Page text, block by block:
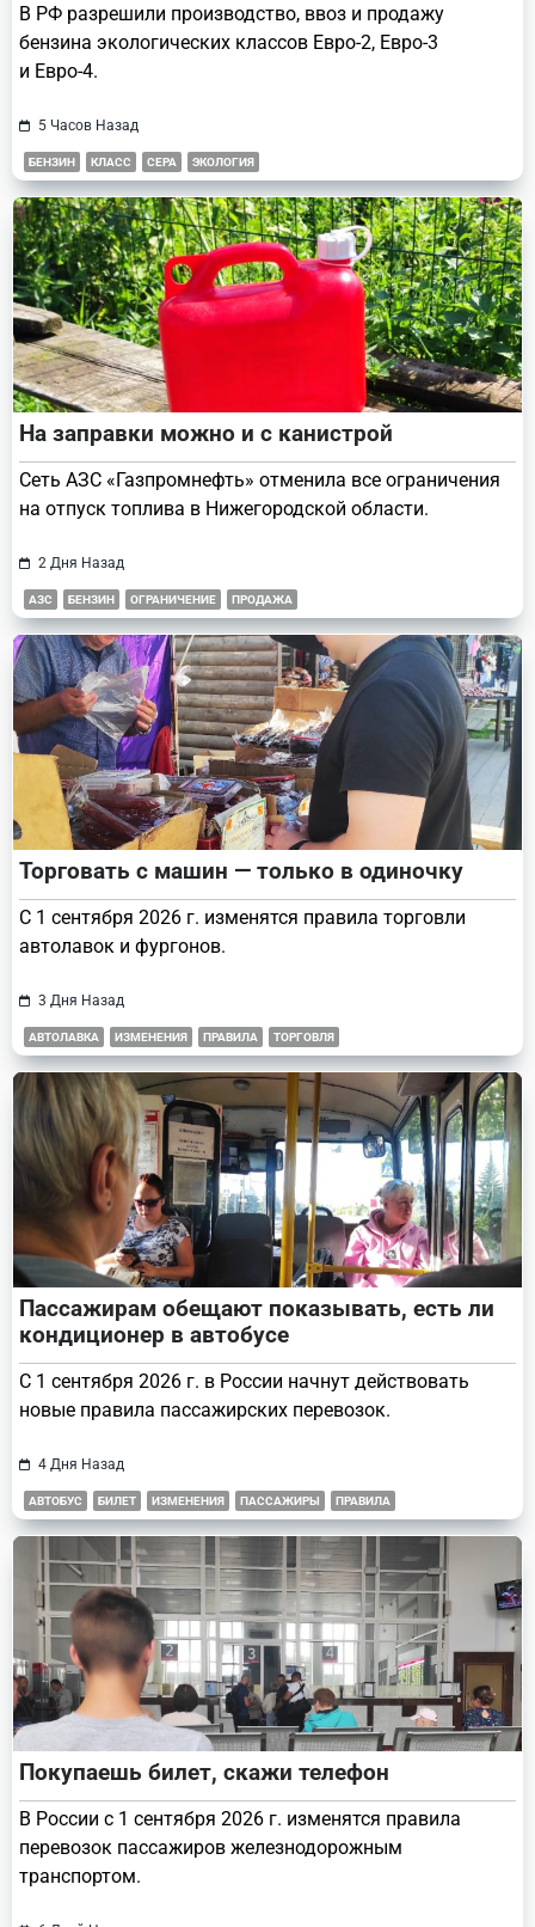
В РФ разрешили производство, ввоз и продажу
бензина экологических классов Евро-2, Евро-3
и Евро-4.
5 Часов Назад
БЕНЗИН КЛАСС СЕРА ЭКОЛОГИЯ
На заправки можно и с канистрой
Сеть АЗС «Газпромнефть» отменила все ограничения
на отпуск топлива в Нижегородской области.
2 Дня Назад
АЗС БЕНЗИН ОГРАНИЧЕНИЕ ПРОДАЖА
Торговать с машин — только в одиночку
С 1 сентября 2026 г. изменятся правила торговли
автолавок и фургонов.
3 Дня Назад
АВТОЛАВКА ИЗМЕНЕНИЯ ПРАВИЛА ТОРГОВЛЯ
Пассажирам обещают показывать, есть ли
кондиционер в автобусе
С 1 сентября 2026 г. в России начнут действовать
новые правила пассажирских перевозок.
4 Дня Назад
АВТОБУС БИЛЕТ ИЗМЕНЕНИЯ ПАССАЖИРЫ ПРАВИЛА
Покупаешь билет, скажи телефон
В России с 1 сентября 2026 г. изменятся правила
перевозок пассажиров железнодорожным
транспортом.